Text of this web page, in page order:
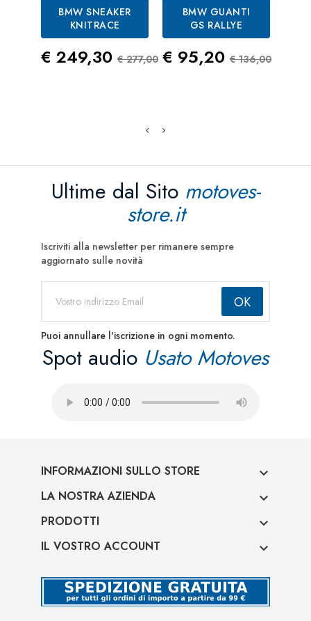
BMW SNEAKER
KNITRACE
Prezzo
€ 249,30 Prezzo Standard
€ 277,00
BMW GUANTI
GS RALLYE
Prezzo
€ 95,20 Prezzo
€ 136,00
Ultime dal Sito motoves-
store.it
Iscriviti alla newsletter per rimanere sempre
aggiornato sulle novità
Puoi annullare l'iscrizione in ogni momento.
Spot audio Usato Motoves
INFORMAZIONI SULLO STORE 
LA NOSTRA AZIENDA 
PRODOTTI 
IL VOSTRO ACCOUNT 